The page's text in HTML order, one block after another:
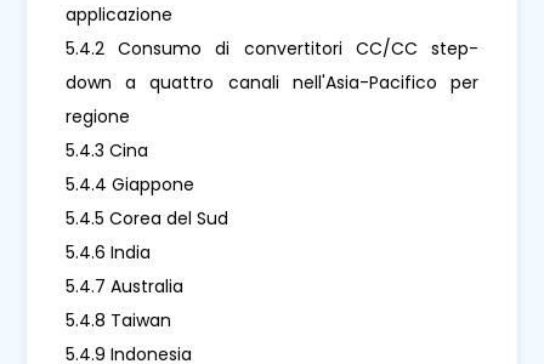
applicazione
5.4.2 Consumo di convertitori CC/CC step-
down a quattro canali nell'Asia-Pacifico per
regione
5.4.3 Cina
5.4.4 Giappone
5.4.5 Corea del Sud
5.4.6 India
5.4.7 Australia
5.4.8 Taiwan
5.4.9 Indonesia